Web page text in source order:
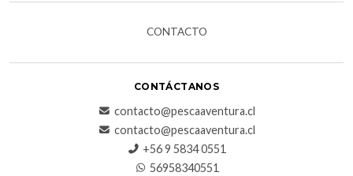
CONTACTO
CONTÁCTANOS
contacto@pescaaventura.cl
contacto@pescaaventura.cl
+56 9 5834 0551
56958340551